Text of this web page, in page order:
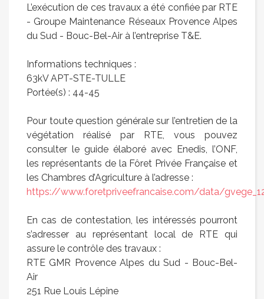
L’exécution de ces travaux a été confiée par RTE
- Groupe Maintenance Réseaux Provence Alpes
du Sud - Bouc-Bel-Air à l’entreprise T&E.
Informations techniques :
63kV APT-STE-TULLE
Portée(s) : 44-45
Pour toute question générale sur l’entretien de la
végétation réalisé par RTE, vous pouvez
consulter le guide élaboré avec Enedis, l’ONF,
les représentants de la Fôret Privée Française et
les Chambres d’Agriculture à l’adresse :
https://www.foretpriveefrancaise.com/data/
En cas de contestation, les intéressés pourront
s’adresser au représentant local de RTE qui
assure le contrôle des travaux :
RTE GMR Provence Alpes du Sud - Bouc-Bel-
Air
251 Rue Louis Lépine